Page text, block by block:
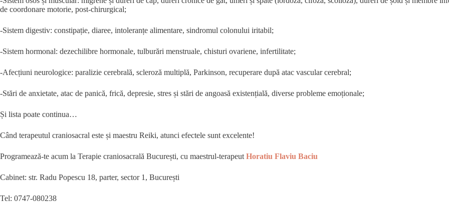
de coordonare motorie, post-chirurgical;
-Sistem digestiv: constipație, diaree, intoleranțe alimentare, sindromul colonului iritabil;
-Sistem hormonal: dezechilibre hormonale, tulburări menstruale, chisturi ovariene, infertilitate;
-Afecțiuni neurologice: paralizie cerebrală, scleroză multiplă, Parkinson, recuperare după atac vascular cerebral;
-Stări de anxietate, atac de panică, frică, depresie, stres și stări de angoasă existențială, diverse probleme emoționale;
Și lista poate continua…
Când terapeutul craniosacral este și maestru Reiki, atunci efectele sunt excelente!
Programează-te acum la Terapie craniosacrală București, cu maestrul-terapeut Horatiu Flaviu Baciu
Cabinet: str. Radu Popescu 18, parter, sector 1, București
Tel: 0747-080238